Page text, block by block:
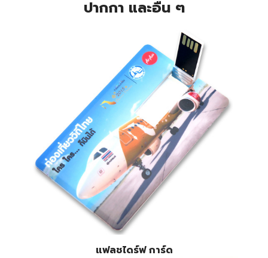
ปากกา และอื่น ๆ
แฟลชไดร์ฟ การ์ด